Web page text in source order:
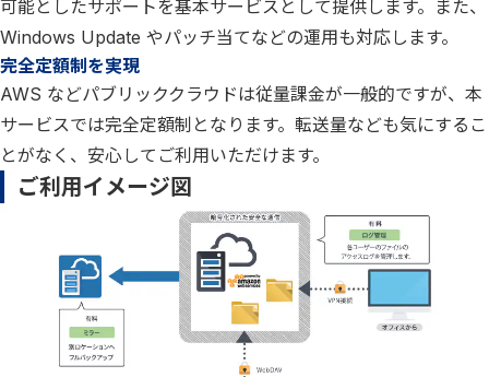
可能としたサポートを基本サービスとして提供します。また、
Windows Update やパッチ当てなどの運用も対応します。
完全定額制を実現
AWS などパブリッククラウドは従量課金が一般的ですが、本
サービスでは完全定額制となります。転送量なども気にするこ
とがなく、安心してご利用いただけます。
ご利用イメージ図